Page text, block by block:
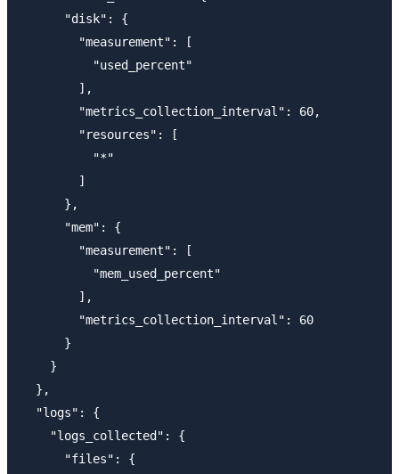
      "disk": {
        "measurement": [
          "used_percent"
        ],
        "metrics_collection_interval": 60,
        "resources": [
          "*"
        ]
      },
      "mem": {
        "measurement": [
          "mem_used_percent"
        ],
        "metrics_collection_interval": 60
      }
    }
  },
  "logs": {
    "logs_collected": {
      "files": {